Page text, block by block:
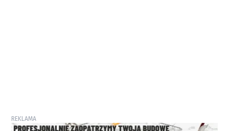
REKLAMA